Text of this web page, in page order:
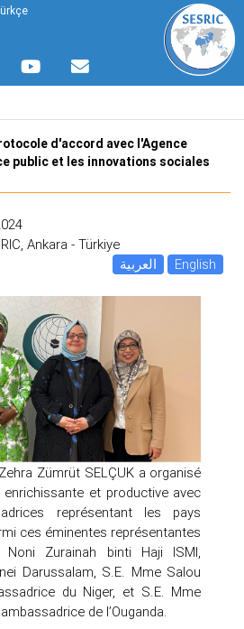
d'accord avec l'Agence
public et les innovations sociales
Ankara - Türkiye
العربية
English
Zümrüt SELÇUK a organisé
et productive avec
représentant les pays
ces éminentes représentantes
Zurainah binti Haji ISMI,
Darussalam, S.E. Mme Salou
du Niger, et S.E. Mme
de l’Ouganda.